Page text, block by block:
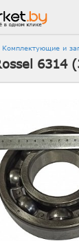
Комплектующие и
6314